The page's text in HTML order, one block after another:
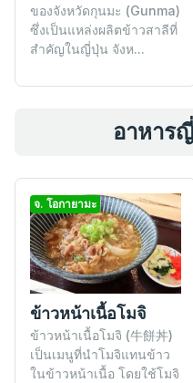
ของจังหวัดกุนมะ (Gunma)
ซึ่งเป็นแหล่งผลิตข้าวสาลีที่
สำคัญในญี่ปุ่น จังห...
อาหาร
จ. โอกายามะ
ข้าวหน้าเนื้อโมจิ
ข้าวหน้าเนื้อโมจิ (牛餅丼)
เป็นเมนูที่นำโมจิแทนข้าว
ในข้าวหน้าเนื้อ โดยใช้โมจิ